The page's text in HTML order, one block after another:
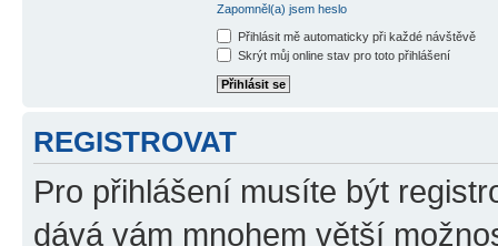
Zapomněl(a) jsem heslo
Přihlásit mě automaticky při každé návštěvě
Skrýt můj online stav pro toto přihlášení
REGISTROVAT
Pro přihlášení musíte být
dává vám mnohem větší